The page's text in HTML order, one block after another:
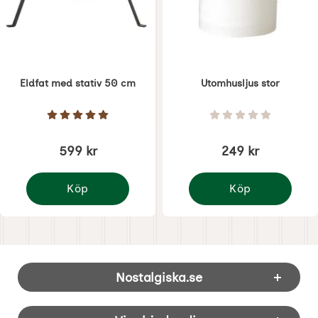
Eldfat med stativ 50 cm
Art. nr 6270 Betyg: 5 Stjärnor av 5
599 kr
Köp
Eldfat med stativ 50 cm
Utomhusljus stor
Art. nr 6398 Betyg: 0 Stjärnor
249 kr
Köp
Utomhusljus stor
Sidfot Blandad info och länkar
Nostalgiska.se